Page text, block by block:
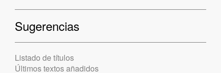
Sugerencias
Listado de títulos
Últimos textos añadidos